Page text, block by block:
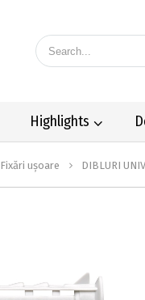
Highlights
Fixări ușoare DIBLURI